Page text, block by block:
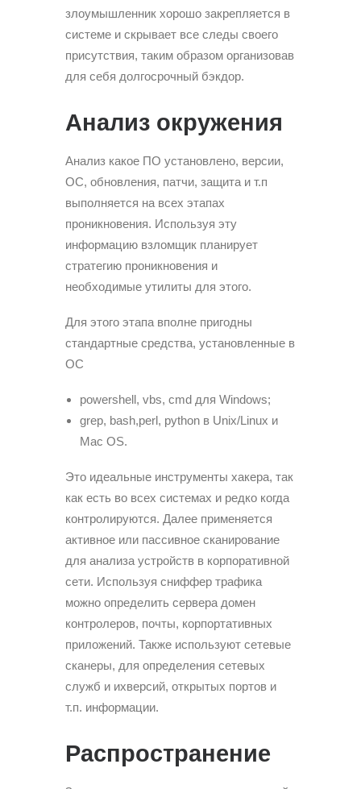
злоумышленник хорошо закрепляется в
системе и скрывает все следы своего
присутствия, таким образом организовав
для себя долгосрочный бэкдор.
Анализ окружения
Анализ какое ПО установлено, версии,
ОС, обновления, патчи, защита и т.п
выполняется на всех этапах
проникновения. Используя эту
информацию взломщик планирует
стратегию проникновения и
необходимые утилиты для этого.
Для этого этапа вполне пригодны
стандартные средства, установленные в
ОС
powershell, vbs, cmd для Windows;
grep, bash,perl, python в Unix/Linux и
Mac OS.
Это идеальные инструменты хакера, так
как есть во всех системах и редко когда
контролируются. Далее применяется
активное или пассивное сканирование
для анализа устройств в корпоративной
сети. Используя сниффер трафика
можно определить сервера домен
контролеров, почты, корпортативных
приложений. Также используют сетевые
сканеры, для определения сетевых
служб и ихверсий, открытых портов и
т.п. информации.
Распространение